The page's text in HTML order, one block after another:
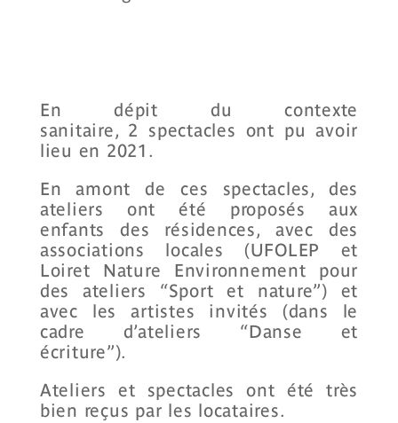
En dépit du contexte
sanitaire, 2 spectacles ont pu avoir
lieu en 2021.
En amont de ces spectacles, des
ateliers ont été proposés aux
enfants des résidences, avec des
associations locales (UFOLEP et
Loiret Nature Environnement pour
des ateliers “Sport et nature”) et
avec les artistes invités (dans le
cadre d’ateliers “Danse et
écriture”).
Ateliers et spectacles ont été très
bien reçus par les locataires.